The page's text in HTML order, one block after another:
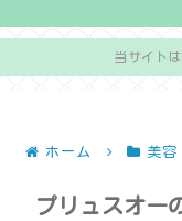
当サイト
ホーム 美容
プリュスオー